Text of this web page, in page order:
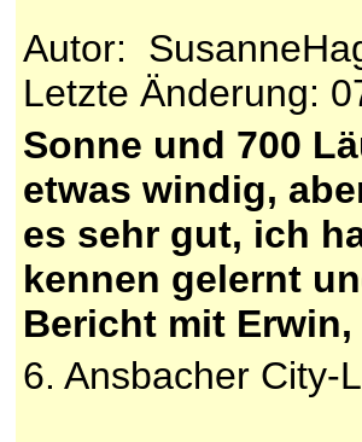
Autor:
Letzte Änderung:
Sonne und 700
etwas windig,
es sehr gut, ich
kennen gelernt
Bericht mit
6. Ansbacher City-